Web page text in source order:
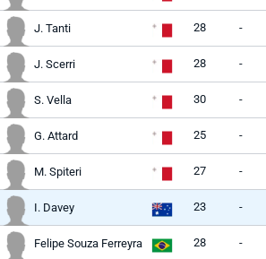
J. Tanti 28 -
J. Scerri 28 -
S. Vella 30 -
G. Attard 25 -
M. Spiteri 27 -
I. Davey 23 -
Felipe Souza Ferreyra 28 -